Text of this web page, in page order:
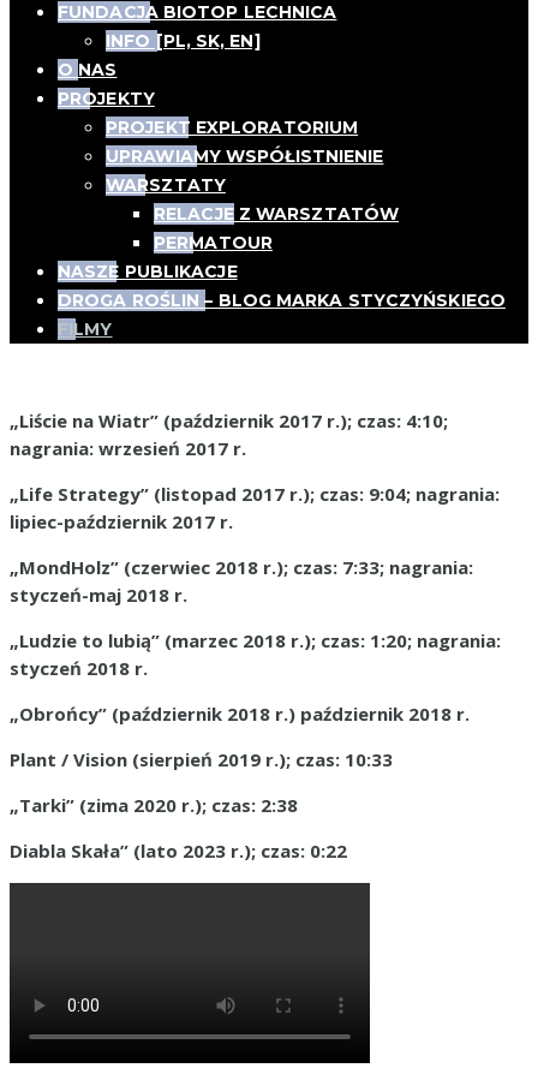
FUNDACJA BIOTOP LECHNICA
INFO [PL, SK, EN]
O NAS
PROJEKTY
PROJEKT EXPLORATORIUM
UPRAWIAMY WSPÓŁISTNIENIE
WARSZTATY
RELACJE Z WARSZTATÓW
PERMATOUR
NASZE PUBLIKACJE
DROGA ROŚLIN – BLOG MARKA STYCZYŃSKIEGO
FILMY
„Liście na Wiatr” (październik 2017 r.); czas: 4:10;
nagrania: wrzesień 2017 r.
„Life Strategy” (listopad 2017 r.); czas: 9:04; nagrania:
lipiec-październik 2017 r.
„MondHolz” (czerwiec 2018 r.); czas: 7:33; nagrania:
styczeń-maj 2018 r.
„Ludzie to lubią” (marzec 2018 r.); czas: 1:20; nagrania:
styczeń 2018 r.
„Obrońcy” (październik 2018 r.) październik 2018 r.
Plant / Vision (sierpień 2019 r.); czas: 10:33
„Tarki” (zima 2020 r.); czas: 2:38
Diabla Skała” (lato 2023 r.); czas: 0:22